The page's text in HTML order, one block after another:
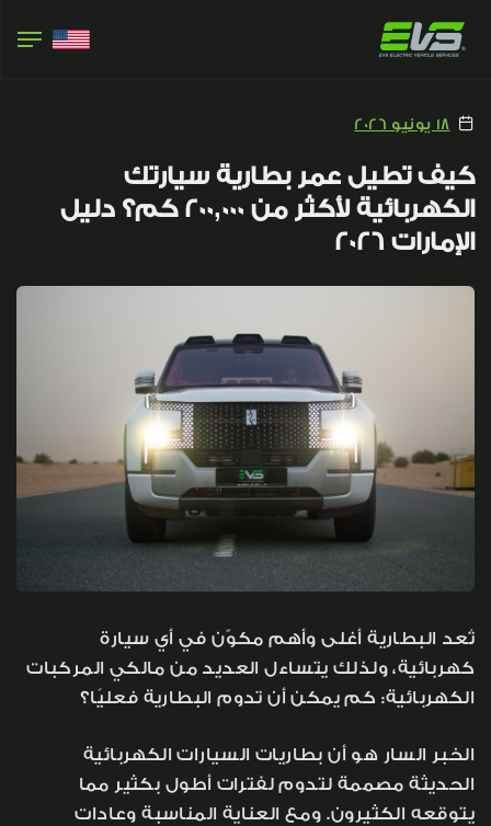
18 يونيو 2026
كيف تطيل عمر بطارية سيارتك
الكهربائية لأكثر من 200,000 كم؟ دليل
الإمارات 2026
تُعد البطارية أغلى وأهم مكوّن في أي سيارة
كهربائية، ولذلك يتساءل العديد من مالكي المركبات
الكهربائية: كم يمكن أن تدوم البطارية فعليًا؟
الخبر السار هو أن بطاريات السيارات الكهربائية
الحديثة مصممة لتدوم لفترات أطول بكثير مما
يتوقعه الكثيرون. ومع العناية المناسبة وعادات